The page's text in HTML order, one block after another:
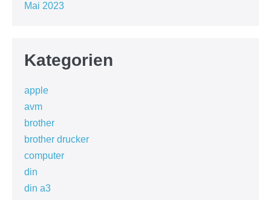
Mai 2023
Kategorien
apple
avm
brother
brother drucker
computer
din
din a3